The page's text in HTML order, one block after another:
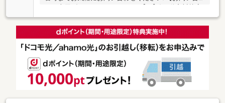
わせ専用ダイヤル：049-299-8993】【結不動産川越店
のお家さがし】（1）無理のない返済シミュレーショ
ン（2）当社提携銀行ご紹介／変動金利（最低金利水
準）（3）火災保険、引越費用の割引サポート（団体
割引等）